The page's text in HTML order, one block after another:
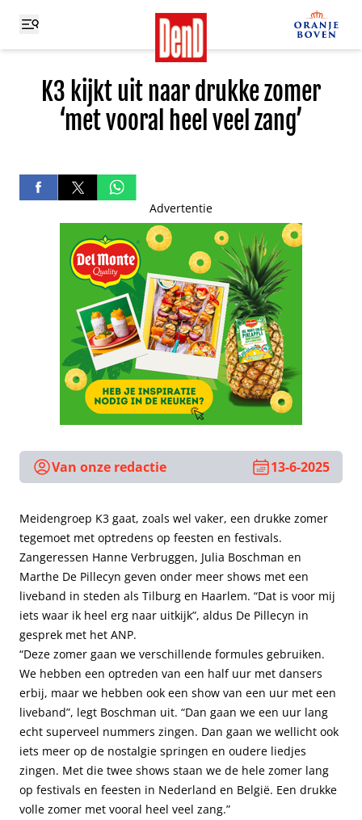
K3 kijkt uit naar drukke zomer
‘met vooral heel veel zang’
Advertentie
Van onze redactie 13-6-2025
Meidengroep K3 gaat, zoals wel vaker, een drukke zomer
tegemoet met optredens op feesten en festivals.
Zangeressen Hanne Verbruggen, Julia Boschman en
Marthe De Pillecyn geven onder meer shows met een
liveband in steden als Tilburg en Haarlem. “Dat is voor mij
iets waar ik heel erg naar uitkijk”, aldus De Pillecyn in
gesprek met het ANP.
“Deze zomer gaan we verschillende formules gebruiken.
We hebben een optreden van een half uur met dansers
erbij, maar we hebben ook een show van een uur met een
liveband”, legt Boschman uit. “Dan gaan we een uur lang
echt superveel nummers zingen. Dan gaan we wellicht ook
iets meer op de nostalgie springen en oudere liedjes
zingen. Met die twee shows staan we de hele zomer lang
op festivals en feesten in Nederland en België. Een drukke
volle zomer met vooral heel veel zang.”